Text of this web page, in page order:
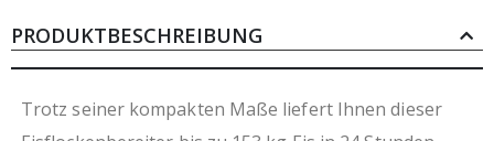
integrierter, leicht zu reinigender Vorratsbehälter
HCFC-frei
leicht zu reinigender Luftfilter
frei von RoHS
PRODUKTBESCHREIBUNG
Trotz seiner kompakten Maße liefert Ihnen dieser